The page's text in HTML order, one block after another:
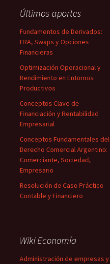
Últimos aportes
Fundamentos de Derivados:
FRA, Swaps y Opciones
Financieras
Optimización Operacional y
Rendimiento en Entornos
Productivos
Conceptos Clave de
Financiación y Rentabilidad
Empresarial
Conceptos Fundamentales del
Derecho Comercial Argentino:
Comerciante, Sociedad,
Empresario
Resolución de Caso Práctico
Contable y Financiero
Wiki Economía
Administración de empresas y